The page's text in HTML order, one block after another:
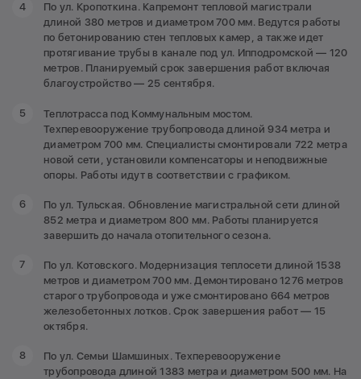
По ул. Кропоткина. Капремонт тепловой магистрали
длиной 380 метров и диаметром 700 мм. Ведутся работы
по бетонированию стен тепловых камер, а также идет
протягивание трубы в канале под ул. Ипподромской — 120
метров. Планируемый срок завершения работ включая
благоустройство — 25 сентября.
Теплотрасса под Коммунальным мостом.
Техперевооружение трубопровода длиной 934 метра и
диаметром 700 мм. Специалисты смонтировали 722 метра
новой сети, установили компенсаторы и неподвижные
опоры. Работы идут в соответствии с графиком.
По ул. Тульская. Обновление магистральной сети длиной
852 метра и диаметром 800 мм. Работы планируется
завершить до начала отопительного сезона.
По ул. Котовского. Модернизация теплосети длиной 1538
метров и диаметром 700 мм. Демонтировано 1276 метров
старого трубопровода и уже смонтировано 664 метров
железобетонных лотков. Срок завершения работ — 15
октября.
По ул. Семьи Шамшиных. Техперевооружение
трубопровода длиной 1383 метра и диаметром 500 мм. На